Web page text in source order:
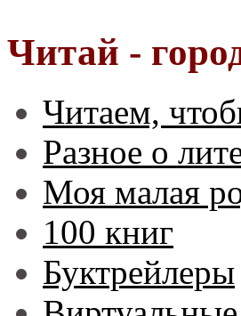
Читай -
Читаем,
Разное о
Моя малая
100 книг
Буктрейлеры